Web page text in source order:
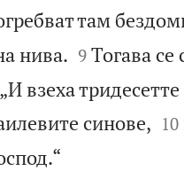
там
нива.
9 Тогава
взеха
синове, 

10
